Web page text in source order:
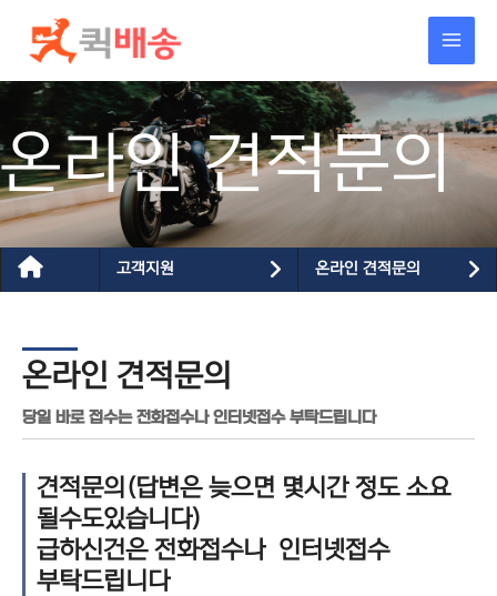
건너뛰기
온라인 견적문의
고객지원 온라인 견적문의
온라인 견적문의
당일 바로 접수는 전화접수나 인터넷접수 부탁드립니다
견적문의(답변은 늦으면 몇시간 정도 소요
될수도있습니다)
급하신건은 전화접수나 인터넷접수
부탁드립니다